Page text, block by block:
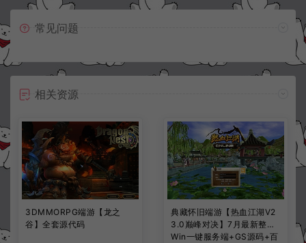
常见问题
相关资源
3DMMORPG端游【龙之
谷】全套源代码
典藏怀旧端游【热血江湖V2
3.0巅峰对决】7月最新整理
Win一键服务端+GS源码+百